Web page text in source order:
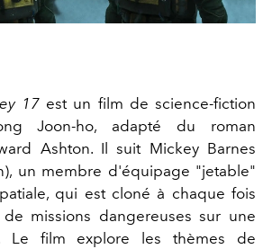
17est un film de science-fiction
Joon-ho, adapté du roman
Ashton. Il suit Mickey Barnes
un membre d'équipage "jetable"
qui est cloné à chaque fois
missions dangereuses sur une
Le film explore les thèmes de